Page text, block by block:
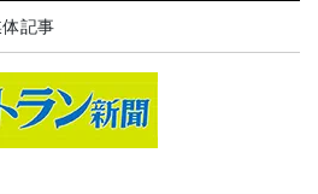
記事